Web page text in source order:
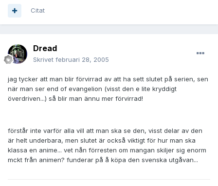
Citat
Dread
Skrivet februari 28, 2005
jag tycker att man blir förvirrad av att ha sett slutet på serien, sen
när man ser end of evangelion (visst den e lite kryddigt
överdriven...) så blir man ännu mer förvirrad!
förstår inte varför alla vill att man ska se den, visst delar av den
är helt underbara, men slutet är också viktigt för hur man ska
klassa en anime... vet nån förresten om mangan skiljer sig enorm
mckt från animen? funderar på å köpa den svenska utgåvan...